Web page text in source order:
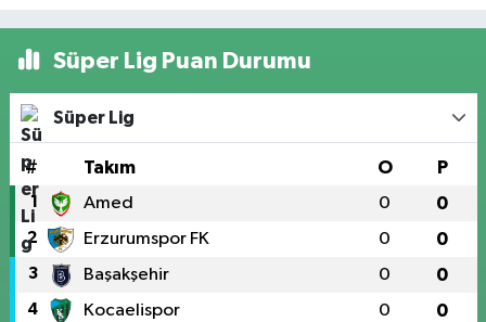
Süper Lig Puan Durumu
Süper Lig
# Takım O P
1 Amed 0 0
2 Erzurumspor FK 0 0
3 Başakşehir 0 0
4 Kocaelispor 0 0